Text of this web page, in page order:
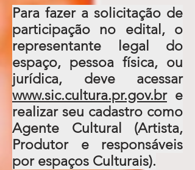
Para fazer a solicitação de
participação no edital, o
representante legal do
espaço, pessoa física, ou
jurídica, deve acessar
www.sic.cultura.pr.gov.bre
realizar seu cadastro como
Agente Cultural (Artista,
Produtor e responsáveis
por espaços Culturais).